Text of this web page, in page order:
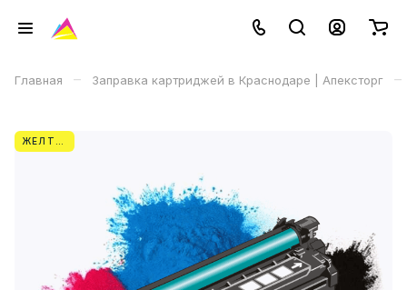
Главная – Заправка картриджей в Краснодаре | Апексторг –